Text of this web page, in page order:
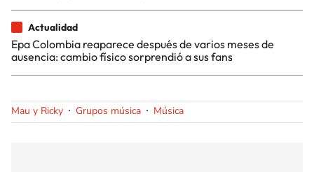
Actualidad
Epa Colombia reaparece después de varios meses de
ausencia: cambio físico sorprendió a sus fans
Mau y Ricky Grupos música Música